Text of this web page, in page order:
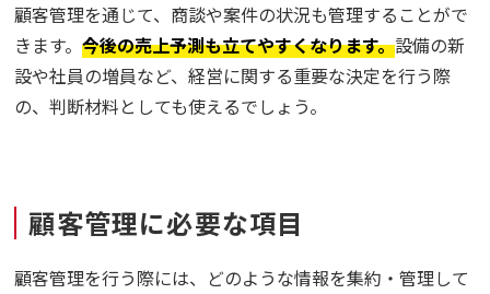
顧客管理を通じて、商談や案件の状況も管理することがで
きます。今後の売上予測も立てやすくなります。設備の新
設や社員の増員など、経営に関する重要な決定を行う際
の、判断材料としても使えるでしょう。
顧客管理に必要な項目
顧客管理を行う際には、どのような情報を集約・管理して